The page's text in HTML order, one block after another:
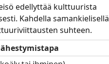
edellyttää kulttuurista
Kahdella samankielisellä
suhteen.